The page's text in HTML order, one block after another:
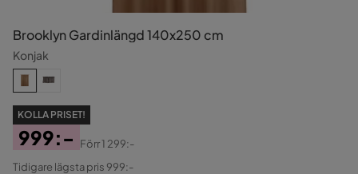
Brooklyn Gardinlängd 140x250 cm
Konjak
KOLLA PRISET!
Pris
999:-
Original
Förr1 299:-
Tidigare lägsta pris 999:-